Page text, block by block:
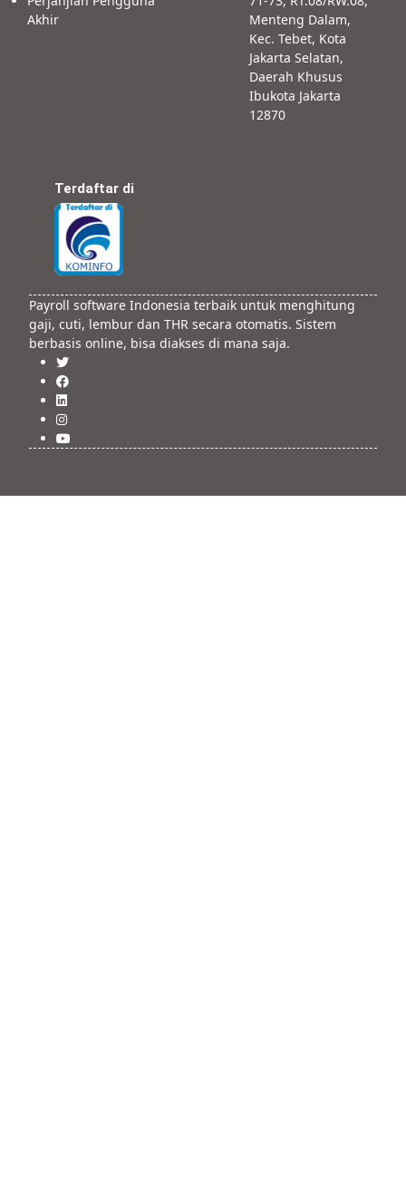
Akhir
Menteng Dalam,
Kec. Tebet, Kota
Jakarta Selatan,
Daerah Khusus
Ibukota Jakarta
12870
Terdaftar di
Payroll software Indonesia terbaik untuk menghitung
gaji, cuti, lembur dan THR secara otomatis. Sistem
berbasis online, bisa diakses di mana saja.